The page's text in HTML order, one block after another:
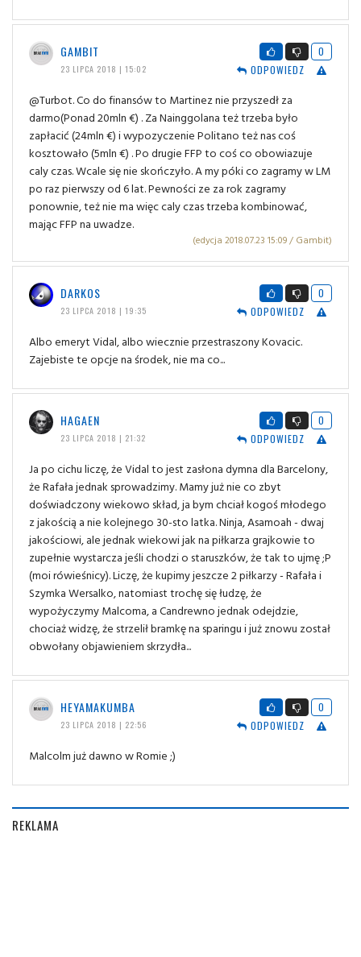
GAMBIT
23 LIPCA 2018 | 15:02
0
ODPOWIEDZ
@Turbot. Co do finansów to Martinez nie przyszedł za
darmo(Ponad 20mln €) . Za Nainggolana też trzeba było
zapłacić (24mln €) i wypozyczenie Politano też nas coś
kosztowało (5mln €) . Po drugie FFP to coś co obowiazuje
caly czas. Wcale się nie skończyło. A my póki co zagramy w LM
po raz pierwszy od 6 lat. Pewności ze za rok zagramy
ponownie, też nie ma więc caly czas trzeba kombinować,
mając FFP na uwadze.
(edycja 2018.07.23 15:09 / Gambit)
DARKOS
23 LIPCA 2018 | 19:35
0
ODPOWIEDZ
Albo emeryt Vidal, albo wiecznie przestraszony Kovacic.
Zajebiste te opcje na środek, nie ma co...
HAGAEN
23 LIPCA 2018 | 21:32
0
ODPOWIEDZ
Ja po cichu liczę, że Vidal to jest zasłona dymna dla Barcelony,
że Rafała jednak sprowadzimy. Mamy już nie co zbyt
doświadczony wiekowo skład, ja bym chciał kogoś młodego
z jakością a nie kolejnego 30-sto latka. Ninja, Asamoah - dwaj
jakościowi, ale jednak wiekowi jak na piłkarza grajkowie to
zupełnie wystarcza jeśli chodzi o staruszków, że tak to ujmę ;P
(moi rówieśnicy). Liczę, że kupimy jeszcze 2 piłkarzy - Rafała i
Szymka Wersalko, natomiast trochę się łudzę, że
wypożyczymy Malcoma, a Candrewno jednak odejdzie,
chociaż widzę, że strzelił bramkę na sparingu i już znowu został
obwołany objawieniem skrzydła...
HEYAMAKUMBA
23 LIPCA 2018 | 22:56
0
ODPOWIEDZ
Malcolm już dawno w Romie ;)
REKLAMA